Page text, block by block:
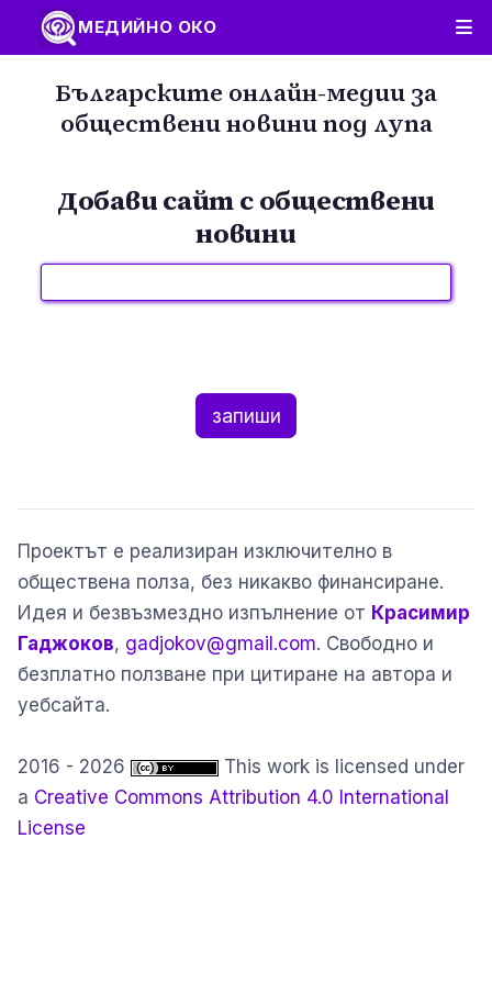
МЕДИЙНО ОКО
Българските онлайн-медии за
обществени новини под лупа
Добави сайт с обществени
новини
запиши
Проектът е реализиран изключително в
обществена полза, без никакво финансиране.
Идея и безвъзмездно изпълнение от Красимир
Гаджоков, gadjokov@gmail.com. Свободно и
безплатно ползване при цитиране на автора и
уебсайта.
2016 - 2026
This work is licensed under
a Creative Commons Attribution 4.0 International
License